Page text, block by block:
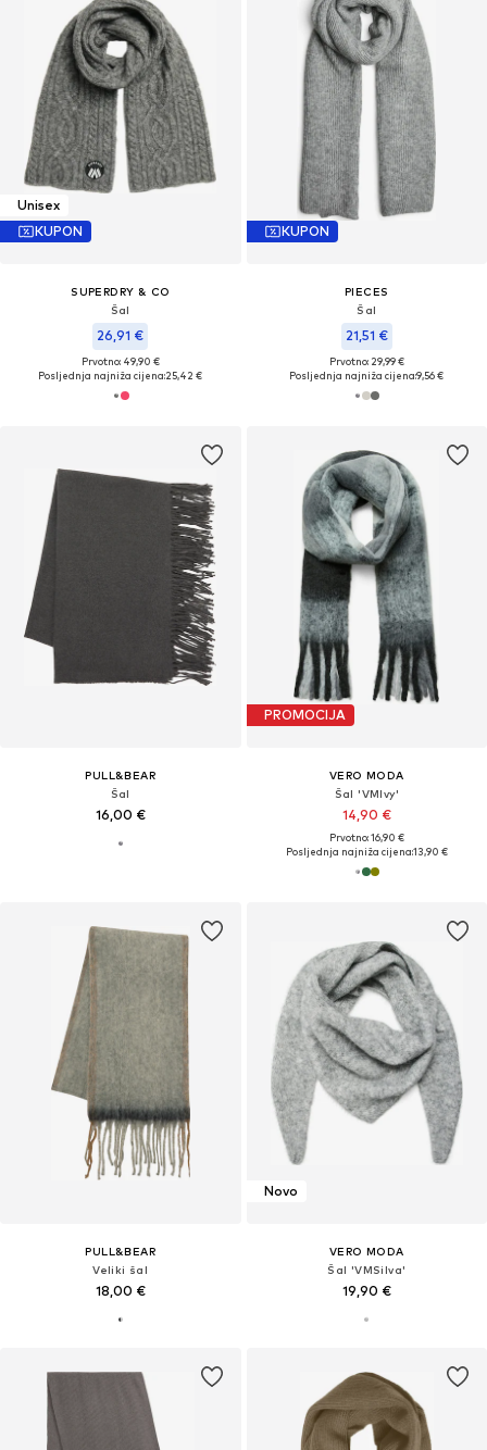
Unisex
KUPON
SUPERDRY & CO
Šal
26,91 €
Prvotno: 49,90 €
Posljednja najniža cijena:25,42 €
KUPON
PIECES
Šal
21,51 €
Prvotno: 29,99 €
Posljednja najniža cijena:9,56 €
PULL&BEAR
Šal
16,00 €
PROMOCIJA
VERO MODA
Šal 'VMIvy'
14,90 €
Prvotno: 16,90 €
Posljednja najniža cijena:13,90 €
PULL&BEAR
Veliki šal
18,00 €
Novo
VERO MODA
Šal 'VMSilva'
19,90 €